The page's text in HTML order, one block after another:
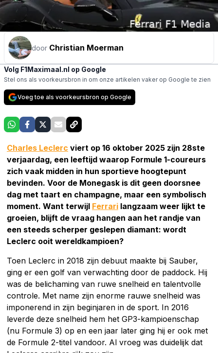
door Christian Moerman
Volg F1Maximaal.nl op Google
Stel ons als voorkeursbron in om onze artikelen vaker op Google te zien
Voeg toe als voorkeursbron op Google
Charles Leclerc viert op 16 oktober 2025 zijn 28ste
verjaardag, een leeftijd waarop Formule 1-coureurs
zich vaak midden in hun sportieve hoogtepunt
bevinden. Voor de Monegask is dit geen doorsnee
dag met taart en champagne, maar een symbolisch
moment. Want terwijl Ferrari langzaam weer lijkt te
groeien, blijft de vraag hangen aan het randje van
een steeds scherper geslepen diamant: wordt
Leclerc ooit wereldkampioen?
Toen Leclerc in 2018 zijn debuut maakte bij Sauber,
ging er een golf van verwachting door de paddock. Hij
was de belichaming van ruwe snelheid en talentvolle
controle. Met name zijn enorme rauwe snelheid was
imponerend in zijn beginjaren in de sport. In 2016
leverde deze snelheid hem het GP3-kampioenschap
(nu Formule 3) op en een jaar later ging hij er ook met
de Formule 2-titel vandoor. Al vroeg was duidelijk dat